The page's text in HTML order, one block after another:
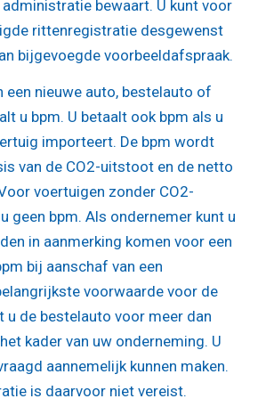
bewaart. U kunt voor
rittenregistratie desgewenst
bijgevoegde voorbeeldafspraak.
een nieuwe auto, bestelauto of
u bpm. U betaalt ook bpm als u
importeert. De bpm wordt
van de CO2-uitstoot en de netto
voertuigen zonder CO2-
geen bpm. Als ondernemer kunt u
in aanmerking komen voor een
bij aanschaf van een
voorwaarde voor de
de bestelauto voor meer dan
kader van uw onderneming. U
aannemelijk kunnen maken.
is daarvoor niet vereist.